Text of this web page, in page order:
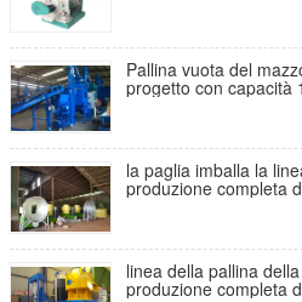
Pallina vuota del
progetto con capacità
la paglia imballa la
produzione completa
linea della pallina
produzione completa